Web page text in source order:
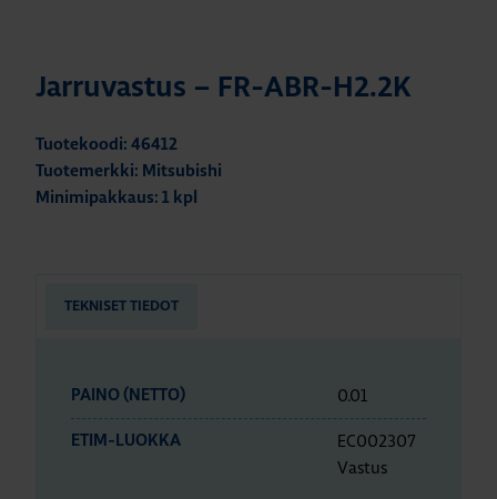
Jarruvastus – FR-ABR-H2.2K
Tuotekoodi: 46412
Tuotemerkki: Mitsubishi
Minimipakkaus: 1 kpl
TEKNISET TIEDOT
PAINO (NETTO) 0.01
ETIM-LUOKKA
EC002307
Vastus